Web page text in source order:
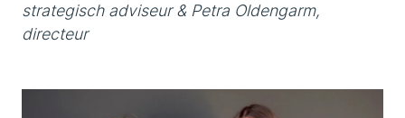
strategisch adviseur & Petra Oldengarm,
directeur